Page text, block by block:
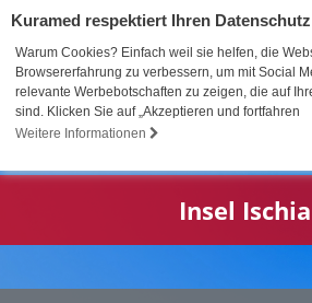
Kuramed respektiert Ihren Datenschutz
Warum Cookies? Einfach weil sie helfen, die
Browsererfahrung zu verbessern, um mit Social
relevante Werbebotschaften zu zeigen, die auf
sind. Klicken Sie auf „Akzeptieren und fortfahren
Weitere Informationen
Insel Ischia